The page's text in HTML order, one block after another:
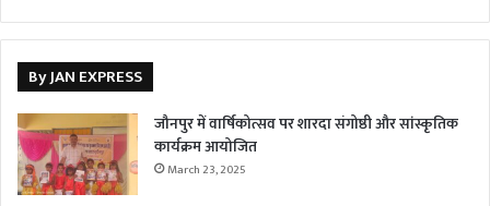
By JAN EXPRESS
जौनपुर में वार्षिकोत्सव पर शारदा संगोष्ठी और सांस्कृतिक
कार्यक्रम आयोजित
March 23, 2025